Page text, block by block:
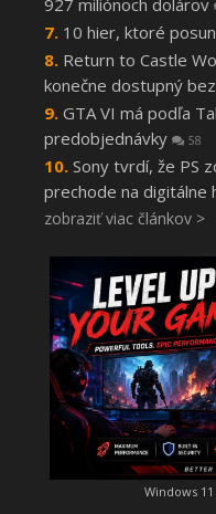
927 miliónoch dolárov
10 hier, ktoré
Return to Castle
konečne dostupný
GTA VI má podľa
predobjednávky
58
Sony tvrdí, že PS
prechode na digitálne
zobraziť viac článkov >
Windows